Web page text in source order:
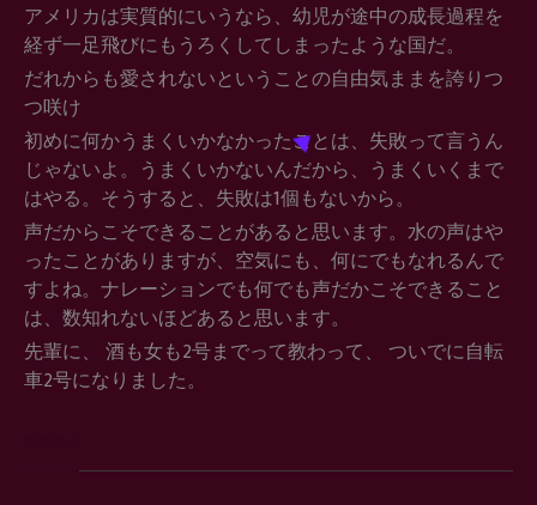
アメリカは実質的にいうなら、幼児が途中の成長過程を
経ず一足飛びにもうろくしてしまったような国だ。
だれからも愛されないということの自由気ままを誇りつ
つ咲け
初めに何かうまくいかなかったことは、失敗って言うん
じゃないよ。うまくいかないんだから、うまくいくまで
はやる。そうすると、失敗は1個もないから。
声だからこそできることがあると思います。水の声はや
ったことがありますが、空気にも、何にでもなれるんで
すよね。ナレーションでも何でも声だかこそできること
は、数知れないほどあると思います。
先輩に、 酒も女も2号までって教わって、 ついでに自転
車2号になりました。